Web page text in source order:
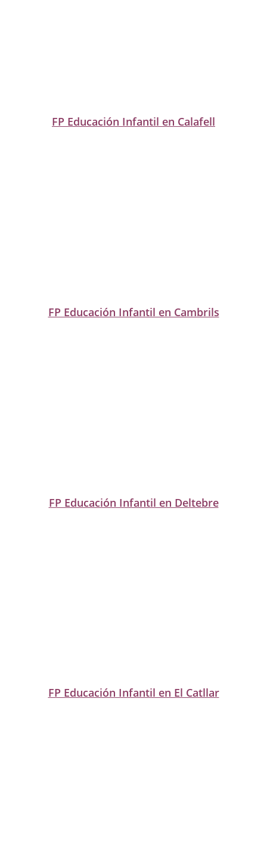
FP Educación Infantil en Calafell
FP Educación Infantil en Cambrils
FP Educación Infantil en Deltebre
FP Educación Infantil en El Catllar